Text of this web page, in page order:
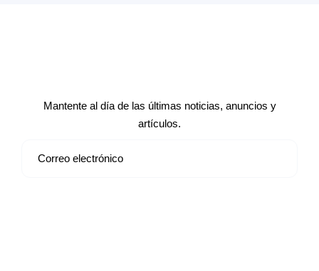
Mantente al día de las últimas noticias, anuncios y
artículos.